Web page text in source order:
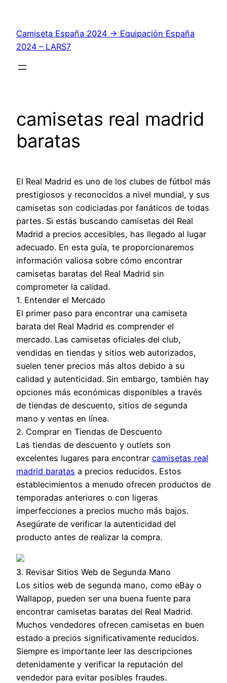
contenido
Camiseta España 2024 → Equipación España
2024 – LARS7
camisetas real madrid
baratas
El Real Madrid es uno de los clubes de fútbol más
prestigiosos y reconocidos a nivel mundial, y sus
camisetas son codiciadas por fanáticos de todas
partes. Si estás buscando camisetas del Real
Madrid a precios accesibles, has llegado al lugar
adecuado. En esta guía, te proporcionaremos
información valiosa sobre cómo encontrar
camisetas baratas del Real Madrid sin
comprometer la calidad.
1. Entender el Mercado
El primer paso para encontrar una camiseta
barata del Real Madrid es comprender el
mercado. Las camisetas oficiales del club,
vendidas en tiendas y sitios web autorizados,
suelen tener precios más altos debido a su
calidad y autenticidad. Sin embargo, también hay
opciones más económicas disponibles a través
de tiendas de descuento, sitios de segunda
mano y ventas en línea.
2. Comprar en Tiendas de Descuento
Las tiendas de descuento y outlets son
excelentes lugares para encontrar camisetas real
madrid baratas a precios reducidos. Estos
establecimientos a menudo ofrecen productos de
temporadas anteriores o con ligeras
imperfecciones a precios mucho más bajos.
Asegúrate de verificar la autenticidad del
producto antes de realizar la compra.
3. Revisar Sitios Web de Segunda Mano
Los sitios web de segunda mano, como eBay o
Wallapop, pueden ser una buena fuente para
encontrar camisetas baratas del Real Madrid.
Muchos vendedores ofrecen camisetas en buen
estado a precios significativamente reducidos.
Siempre es importante leer las descripciones
detenidamente y verificar la reputación del
vendedor para evitar posibles fraudes.